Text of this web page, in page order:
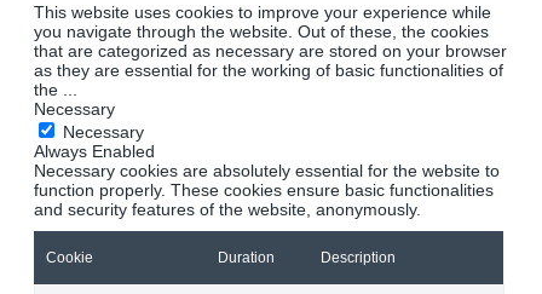
This website uses cookies to improve your experience while
you navigate through the website. Out of these, the cookies
that are categorized as necessary are stored on your browser
as they are essential for the working of basic functionalities of
the
Necessary
Necessary
Always Enabled
Necessary cookies are absolutely essential for the website to
function properly. These cookies ensure basic functionalities
and security features of the website, anonymously.
Cookie Duration Description